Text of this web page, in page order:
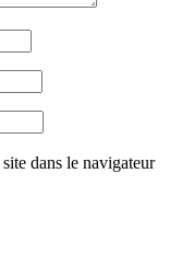
dans le navigateur